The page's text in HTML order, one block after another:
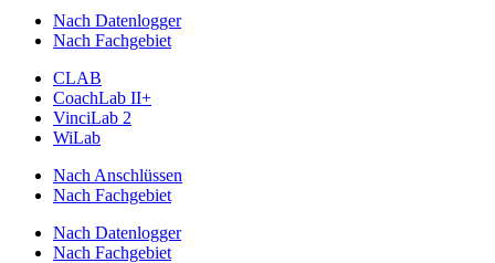
Nach Datenlogger
Nach Fachgebiet
CLAB
CoachLab II+
VinciLab 2
WiLab
Nach Anschlüssen
Nach Fachgebiet
Nach Datenlogger
Nach Fachgebiet